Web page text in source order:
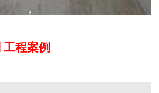
工程案例